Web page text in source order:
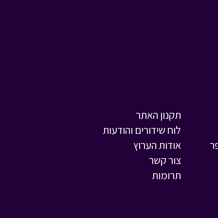
תקנון האתר
לוח שידורים והודעות
אודות הערוץ
צור קשר
תרומות